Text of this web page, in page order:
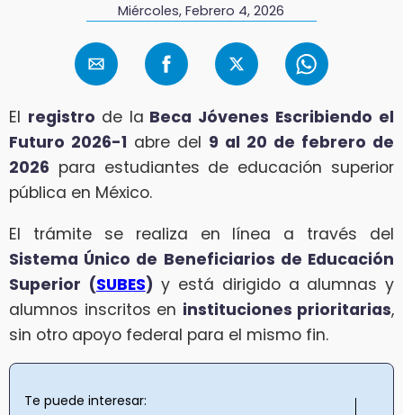
Miércoles, Febrero 4, 2026
El registro de la Beca Jóvenes Escribiendo el
Futuro 2026-1 abre del 9 al 20 de febrero de
2026 para estudiantes de educación superior
pública en México.
El trámite se realiza en línea a través del
Sistema Único de Beneficiarios de Educación
Superior (SUBES) y está dirigido a alumnas y
alumnos inscritos en instituciones prioritarias,
sin otro apoyo federal para el mismo fin.
Te puede interesar: